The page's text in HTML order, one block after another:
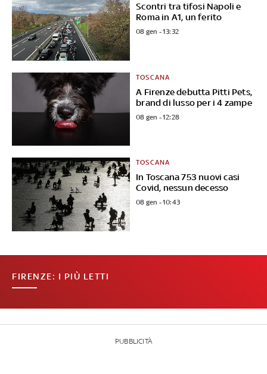
Scontri tra tifosi Napoli e
Roma in A1, un ferito
08 gen - 13:32
A Firenze debutta Pitti Pets,
brand di lusso per i 4 zampe
TOSCANA
08 gen - 12:28
In Toscana 753 nuovi casi
Covid, nessun decesso
TOSCANA
08 gen - 10:43
FIRENZE: I PIÙ LETTI
PUBBLICITÀ